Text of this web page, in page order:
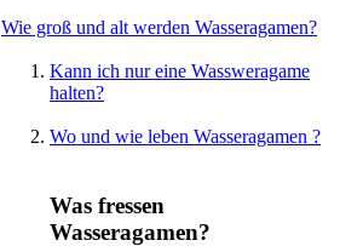
Wie groß und alt werden Wasseragamen?
Kann ich nur eine Wassweragame
halten?
Wo und wie leben Wasseragamen ?
Was fressen
Wasseragamen?